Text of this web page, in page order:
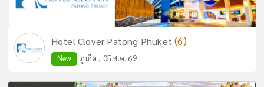
Hotel Clover Patong Phuket(6)
New ภูเก็ต , 05 ส.ค. 69